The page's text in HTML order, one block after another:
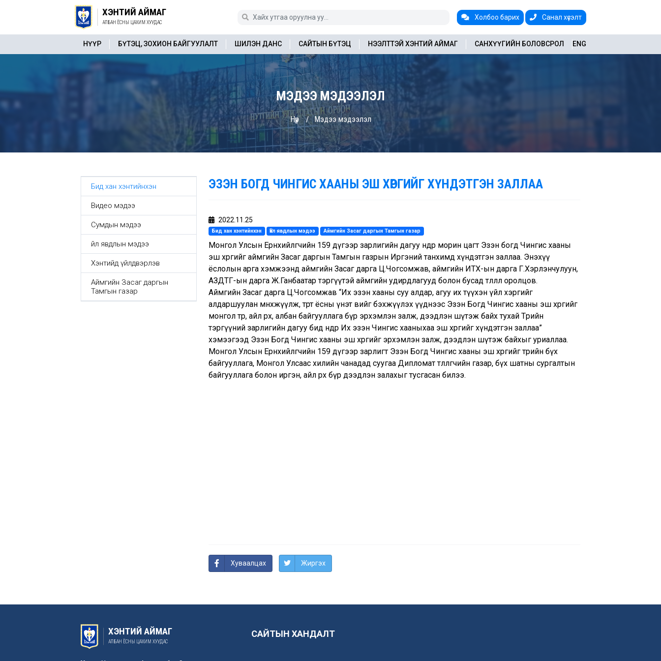
Холбоо барих Санал хүсэлт
ХЭНТИЙ АЙМАГ
АЛБАН ЁСНЫ ЦАХИМ ХУУДАС
ENG
НҮҮР БҮТЭЦ, ЗОХИОН БАЙГУУЛАЛТ ШИЛЭН ДАНС САЙТЫН БҮТЭЦ НЭЭЛТТЭЙ ХЭНТИЙ АЙМАГ САНХҮҮГИЙН БОЛОВСРОЛ
МЭДЭЭ МЭДЭЭЛЭЛ
Нүүр Мэдээ мэдээлэл
Бид хан хэнтийнхэн
Видео мэдээ
Сумдын мэдээ
Үйл явдлын мэдээ
Хэнтийд үйлдвэрлэв
Аймгийн Засаг даргын
Тамгын газар
ЭЗЭН БОГД ЧИНГИС ХААНЫ ЭШ ХӨРГИЙГ ХҮНДЭТГЭН ЗАЛЛАА
2022.11.25
Бид хан хэнтийнхэн Үйл явдлын мэдээ Аймгийн Засаг даргын Тамгын газар
Монгол Улсын Ерөнхийлөгчийн 159 дүгээр зарлигийн дагуу өнөөдөр морин цагт Эзэн богд Чингис хааны
эш хөргийг аймгийн Засаг даргын Тамгын газрын Иргэний танхимд хүндэтгэн заллаа. Энэхүү
ёслолын арга хэмжээнд аймгийн Засаг дарга Ц.Чогсомжав, аймгийн ИТХ-ын дарга Г.Хэрлэнчулуун,
АЗДТГ-ын дарга Ж.Ганбаатар тэргүүтэй аймгийн удирдлагууд болон бусад төлөөлөл оролцов.
Аймгийн Засаг дарга Ц.Чогсомжав “Их эзэн хааны суу алдар, агуу их түүхэн үйл хэргийг
алдаршуулан мөнхжүүлж, төрт ёсны үнэт өвийг бэхжүүлэх үүднээс Эзэн Богд Чингис хааны эш хөргийг
монгол төр, айл өрх, албан байгууллага бүр эрхэмлэн залж, дээдлэн шүтэж байх тухай Төрийн
тэргүүний зарлигийн дагуу бид өнөөдөр Их эзэн Чингис хааныхаа эш хөргийг хүндэтгэн заллаа”
хэмээгээд Эзэн Богд Чингис хааны эш хөргийг эрхэмлэн залж, дээдлэн шүтэж байхыг уриаллаа.
Монгол Улсын Ерөнхийлөгчийн 159 дүгээр зарлигт Эзэн Богд Чингис хааны эш хөргийг төрийн бүх
байгууллага, Монгол Улсаас хилийн чанадад суугаа Дипломат төлөөлөгчийн газар, бүх шатны сургалтын
байгууллага болон иргэн, айл өрх бүр дээдлэн залахыг тусгасан билээ.
Хуваалцах Жиргэх
ХЭНТИЙ АЙМАГ
АЛБАН ЁСНЫ ЦАХИМ ХУУДАС
САЙТЫН ХАНДАЛТ